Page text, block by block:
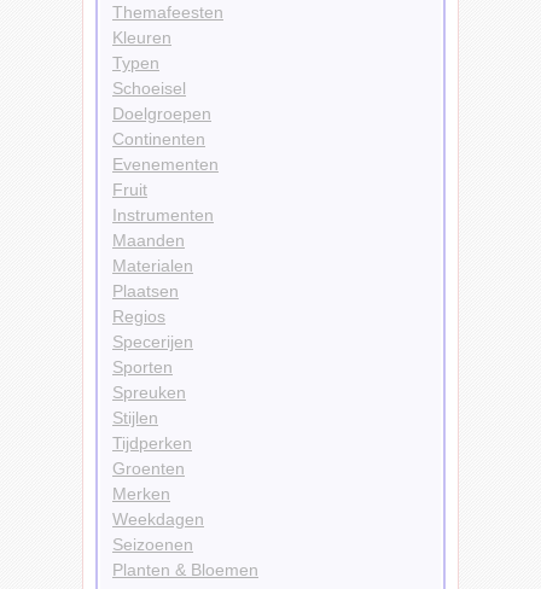
Themafeesten
Kleuren
Typen
Schoeisel
Doelgroepen
Continenten
Evenementen
Fruit
Instrumenten
Maanden
Materialen
Plaatsen
Regios
Specerijen
Sporten
Spreuken
Stijlen
Tijdperken
Groenten
Merken
Weekdagen
Seizoenen
Planten & Bloemen